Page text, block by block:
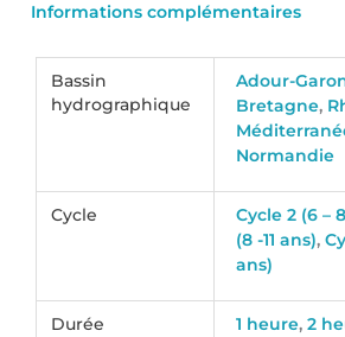
Informations complémentaires
Bassin
hydrographique
Adour-
Bretagne,
Normandie
Cycle Cycle 2 (6 –
(8 -11 ans),
ans)
Durée 1 heure,2